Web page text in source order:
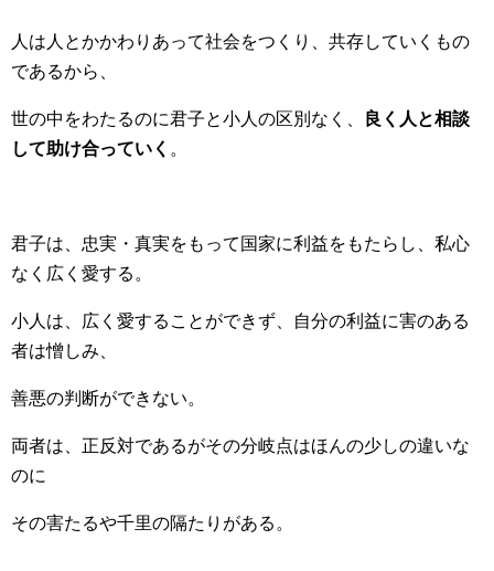
人は人とかかわりあって社会をつくり、共存していくもの
であるから、
世の中をわたるのに君子と小人の区別なく、
良く人と相談
して助け合っていく 。
君子は、忠実・真実をもって国家に利益をもたらし、私心
なく広く愛する。
小人は、広く愛することができず、自分の利益に害のある
者は憎しみ、
善悪の判断ができない。
両者は、正反対であるがその分岐点はほんの少しの違いな
のに
その害たるや千里の隔たりがある。